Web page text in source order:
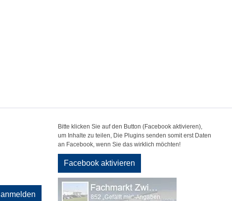
anmelden
Bitte klicken Sie auf den Button (Facebook aktivieren),
um Inhalte zu teilen, Die Plugins senden somit erst Daten
an Facebook, wenn Sie das wirklich möchten!
Facebook aktivieren